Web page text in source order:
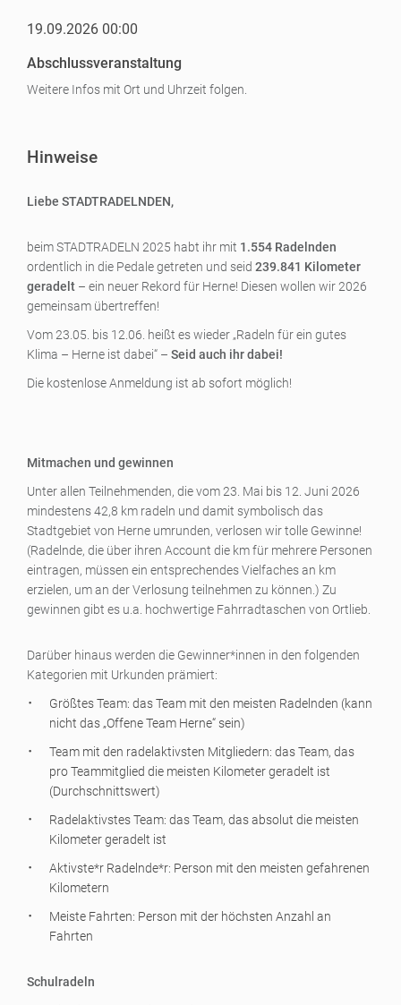
19.09.2026 00:00
Abschlussveranstaltung
Weitere Infos mit Ort und Uhrzeit folgen.
Hinweise
Liebe STADTRADELNDEN,
beim STADTRADELN 2025 habt ihr mit 1.554 Radelnden
ordentlich in die Pedale getreten und seid 239.841 Kilometer
geradelt – ein neuer Rekord für Herne! Diesen wollen wir 2026
gemeinsam übertreffen!
Vom 23.05. bis 12.06. heißt es wieder „Radeln für ein gutes
Klima – Herne ist dabei“ – Seid auch ihr dabei!
Die kostenlose Anmeldung ist ab sofort möglich!
Mitmachen und gewinnen
Unter allen Teilnehmenden, die vom 23. Mai bis 12. Juni 2026
mindestens 42,8 km radeln und damit symbolisch das
Stadtgebiet von Herne umrunden, verlosen wir tolle Gewinne!
(Radelnde, die über ihren Account die km für mehrere Personen
eintragen, müssen ein entsprechendes Vielfaches an km
erzielen, um an der Verlosung teilnehmen zu können.) Zu
gewinnen gibt es u.a. hochwertige Fahrradtaschen von Ortlieb.
Darüber hinaus werden die Gewinner*innen in den folgenden
Kategorien mit Urkunden prämiert:
Größtes Team: das Team mit den meisten Radelnden (kann
nicht das „Offene Team Herne“ sein)
Team mit den radelaktivsten Mitgliedern: das Team, das
pro Teammitglied die meisten Kilometer geradelt ist
(Durchschnittswert)
Radelaktivstes Team: das Team, das absolut die meisten
Kilometer geradelt ist
Aktivste*r Radelnde*r: Person mit den meisten gefahrenen
Kilometern
Meiste Fahrten: Person mit der höchsten Anzahl an
Fahrten
Schulradeln